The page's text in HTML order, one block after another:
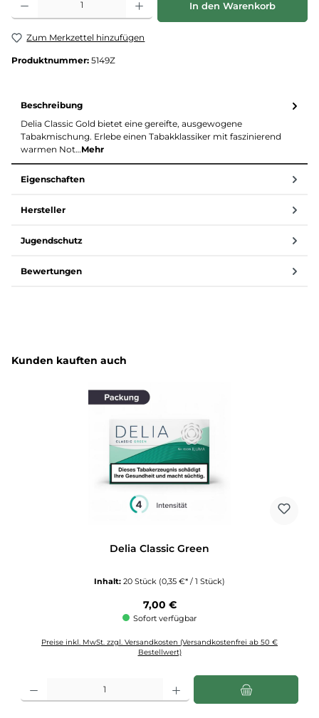
In den Warenkorb
Zum Merkzettel hinzufügen
Produktnummer: 5149Z
Beschreibung
Delia Classic Gold bietet eine gereifte, ausgewogene
Tabakmischung. Erlebe einen Tabakklassiker mit faszinierend
warmen Not…Mehr
Eigenschaften
Hersteller
Jugendschutz
Bewertungen
Produktgalerie überspringen
Kunden kauften auch
Delia Classic Green
Inhalt: 20 Stück (0,35 €* / 1 Stück)
Regulärer Preis:
7,00 €
Sofort verfügbar
Preise inkl. MwSt. zzgl. Versandkosten (Versandkostenfrei ab 50 €
Bestellwert)